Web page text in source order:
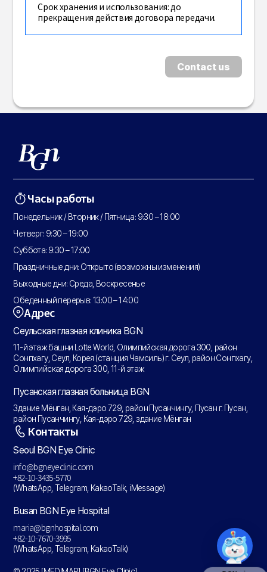
Срок хранения и использования: до
прекращения действия договора передачи.
Contact us
Часы работы
Понедельник / Вторник / Пятница: 9:30 – 18:00
Четверг: 9:30 – 19:00
Суббота: 9:30 – 17:00
Праздничные дни: Открыто (возможны изменения)
Выходные дни: Среда, Воскресенье
Обеденный перерыв: 13:00 – 14:00
Адрес
Сеульская глазная клиника BGN
11-й этаж башни Lotte World, Олимпийская дорога 300, район
Сонпхагу, Сеул, Корея (станция Чамсиль) г. Сеул, район Сонпхагу,
Олимпийская дорога 300, 11-й этаж
Пусанская глазная больница BGN
Здание Мёнган, Кая-дэро 729, район Пусанчингу, Пусан г. Пусан,
район Пусанчингу, Кая-дэро 729, здание Мёнган
Контакты
Seoul BGN Eye Clinic
info@bgneyeclinic.com
+82-10-3435-5770
(WhatsApp, Telegram, KakaoTalk, iMessage)
Busan BGN Eye Hospital
maria@bgnhospital.com
+82-10-7670-3995
(WhatsApp, Telegram, KakaoTalk)